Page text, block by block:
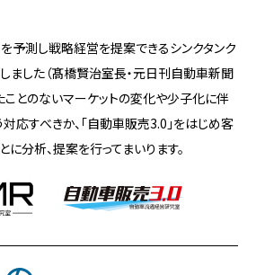
予測し戦略経営を提案できるシンクタンク
ました（髙橋賢治室長・元日刊自動車新聞
ことのないマーケットの変化や少子化に伴
応すべきか、「自動車販売3.0」をはじめ客
分析、提案を行ってまいります。